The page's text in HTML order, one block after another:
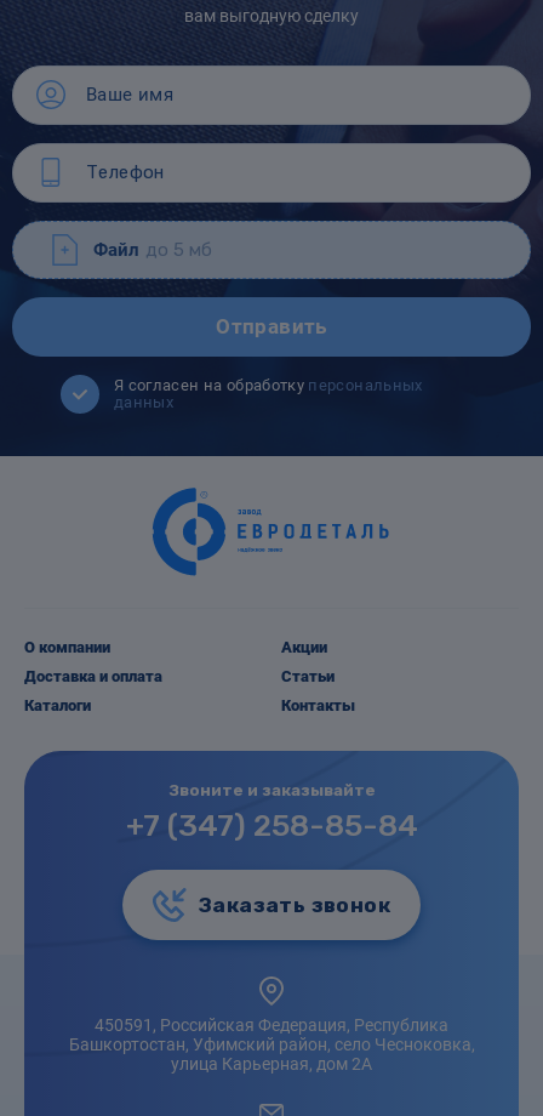
вам выгодную сделку
Файл до 5 мб
Отправить
Я согласен на обработку персональных
данных
О компании
Доставка и оплата
Каталоги
Акции
Статьи
Контакты
Звоните и заказывайте
+7 (347) 258-85-84
Заказать звонок
450591, Российская Федерация, Республика
Башкортостан, Уфимский район, село Чесноковка,
улица Карьерная, дом 2А